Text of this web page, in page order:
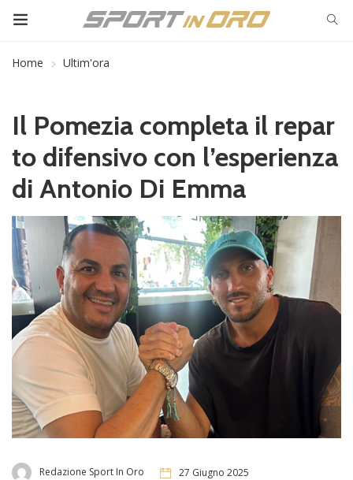
Home Ultim'ora
Il Pomezia completa il repar
to difensivo con l’esperienza
di Antonio Di Emma
Redazione Sport In Oro 27 Giugno 2025